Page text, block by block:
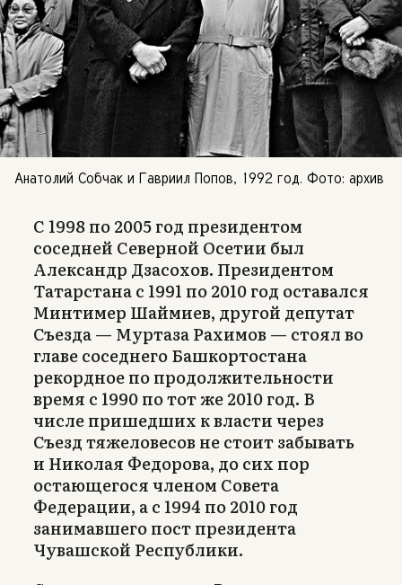
Анатолий Собчак и Гавриил Попов, 1992 год. Фото: архив
С 1998 по 2005 год президентом
соседней Северной Осетии был
Александр Дзасохов. Президентом
Татарстана с 1991 по 2010 год оставался
Минтимер Шаймиев, другой депутат
Съезда — Муртаза Рахимов — стоял во
главе соседнего Башкортостана
рекордное по продолжительности
время с 1990 по тот же 2010 год. В
числе пришедших к власти через
Съезд тяжеловесов не стоит забывать
и Николая Федорова, до сих пор
остающегося членом Совета
Федерации, а с 1994 по 2010 год
занимавшего пост президента
Чувашской Республики.